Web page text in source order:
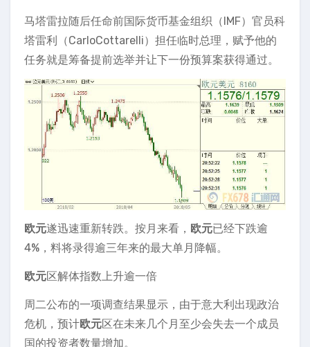
马塔雷拉随后任命前国际货币基金组织（IMF）官员科
塔雷利（CarloCottarelli）担任临时总理，赋予他的
任务就是筹备提前选举并让下一份预算案获得通过。
欧元遂迅速重新转跌。按月来看， 欧元已经下跌逾
4%，料将录得逾三年来的最大单月降幅。
欧元区解体指数上升逾一倍
周二公布的一项调查结果显示，由于意大利出现政治
危机，预计欧元区在未来几个月至少会失去一个成员
国的投资者数量增加。